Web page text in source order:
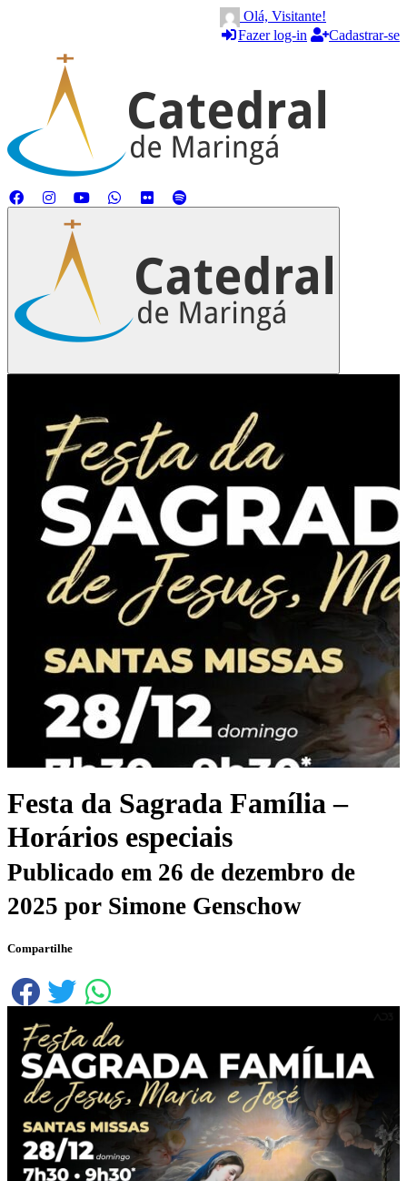
Olá, Visitante!
Fazer log-in
Cadastrar-se
Festa da Sagrada Família –
Horários especiais
Publicado em 26 de dezembro de
2025 por Simone Genschow
Compartilhe